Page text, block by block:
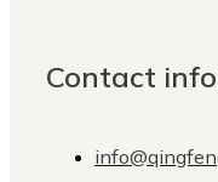
Contact